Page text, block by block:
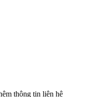
thông tin liên hệ